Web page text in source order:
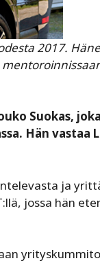
2017.
Suokas,
Hän vastaa
ja
jossa hän